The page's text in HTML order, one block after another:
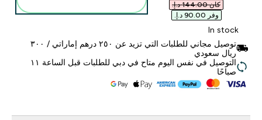
كان ‏144.00 د.إ.‏‎
وفر ‏90.00 د.إ.‏‎
In stock
توصيل مجاني للطلبات التي تزيد عن ٢٥٠ درهم إماراتي / ٣٠٠
ريال سعودي
التوصيل في نفس اليوم متاح في دبي للطلبات قبل الساعة ١١
صباحًا